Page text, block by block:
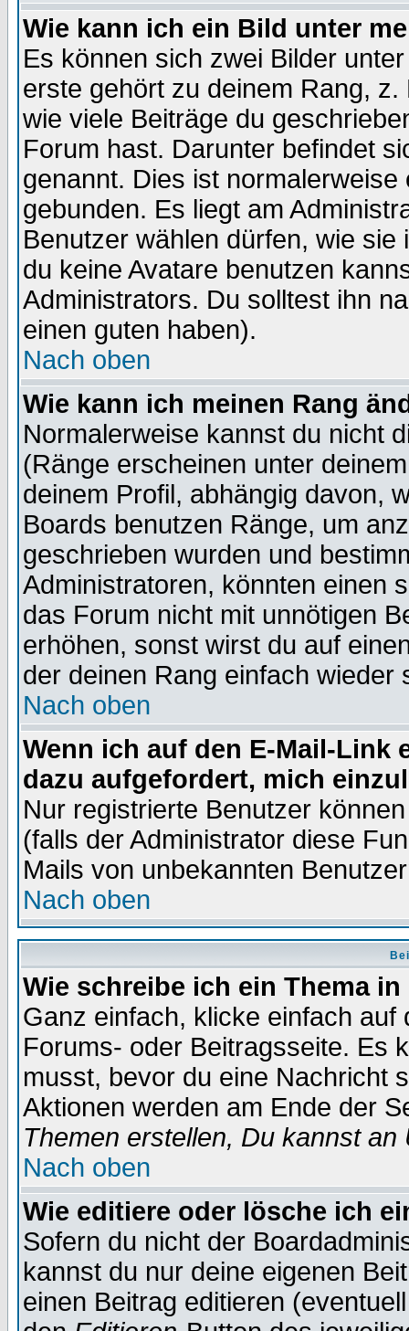
Wie kann ich ein Bild unter
Es können sich zwei Bilder
erste gehört zu deinem Rang,
wie viele Beiträge du
Forum hast. Darunter befindet
genannt. Dies ist
gebunden. Es liegt am
Benutzer wählen dürfen, wie
du keine Avatare benutzen
Administrators. Du solltest ihn
einen guten haben).
Nach oben
Wie kann ich meinen Rang
Normalerweise kannst du nicht
(Ränge erscheinen unter
deinem Profil, abhängig davon,
Boards benutzen Ränge, um
geschrieben wurden und
Administratoren, könnten einen
das Forum nicht mit unnötigen
erhöhen, sonst wirst du auf
der deinen Rang einfach wieder
Nach oben
Wenn ich auf den E-Mail-Link
dazu aufgefordert, mich
Nur registrierte Benutzer
(falls der Administrator diese
Mails von unbekannten
Nach oben
Wie schreibe ich ein Thema
Ganz einfach, klicke einfach
Forums- oder Beitragsseite. Es
musst, bevor du eine Nachricht
Aktionen werden am Ende der
Themen erstellen, Du kannst
Nach oben
Wie editiere oder lösche ich
Sofern du nicht der
kannst du nur deine eigenen
einen Beitrag editieren